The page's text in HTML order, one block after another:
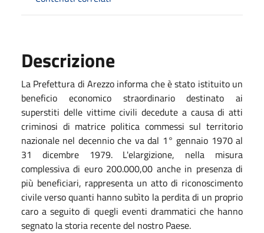
Descrizione
La Prefettura di Arezzo informa che è stato istituito un
beneficio economico straordinario destinato ai
superstiti delle vittime civili decedute a causa di atti
criminosi di matrice politica commessi sul territorio
nazionale nel decennio che va dal 1° gennaio 1970 al
31 dicembre 1979. L'elargizione, nella misura
complessiva di euro 200.000,00 anche in presenza di
più beneficiari, rappresenta un atto di riconoscimento
civile verso quanti hanno subìto la perdita di un proprio
caro a seguito di quegli eventi drammatici che hanno
segnato la storia recente del nostro Paese.